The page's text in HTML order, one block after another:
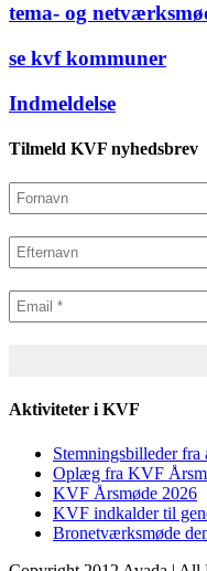
tema- og
se kvf kommuner
Indmeldelse
Tilmeld KVF nyhedsbrev
Aktiviteter i KVF
Stemningsbilleder fra
Oplæg fra KVF
KVF Årsmøde 2026
KVF indkalder til
Bronetværksmøde